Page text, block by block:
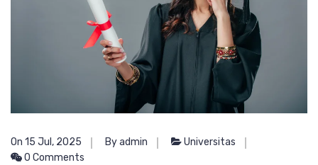
On 15 Jul, 2025 By admin
Universitas
0 Comments